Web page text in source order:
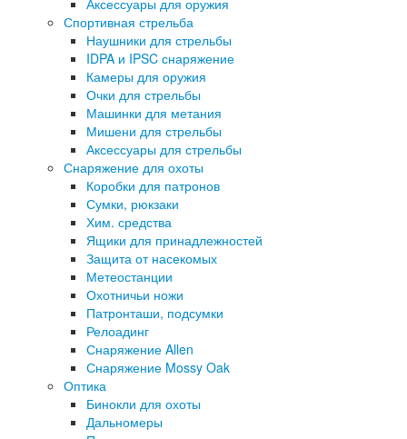
Аксессуары для оружия
Спортивная стрельба
Наушники для стрельбы
IDPA и IPSC снаряжение
Камеры для оружия
Очки для стрельбы
Машинки для метания
Мишени для стрельбы
Аксессуары для стрельбы
Снаряжение для охоты
Коробки для патронов
Сумки, рюкзаки
Хим. средства
Ящики для принадлежностей
Защита от насекомых
Метеостанции
Охотничьи ножи
Патронташи, подсумки
Релоадинг
Снаряжение Allen
Снаряжение Mossy Oak
Оптика
Бинокли для охоты
Дальномеры